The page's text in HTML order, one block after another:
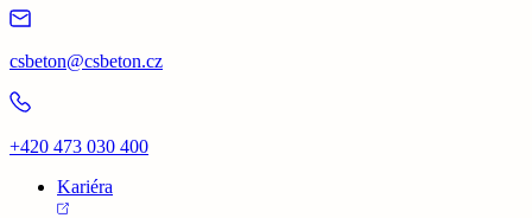
csbeton@csbeton.cz
+420 473 030 400
Kariéra